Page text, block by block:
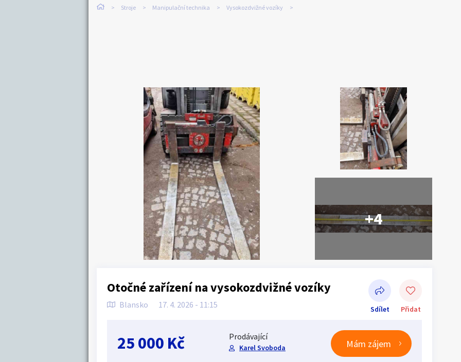
Stroje Manipulační technika Vysokozdvižné vozíky
+4
Otočné zařízení na vysokozdvižné vozíky
Blansko 17. 4. 2026 - 11:15 Sdílet Přidat
Sdílet na Facebooku
25 000 Kč Prodávající
Karel Svoboda Mám zájem